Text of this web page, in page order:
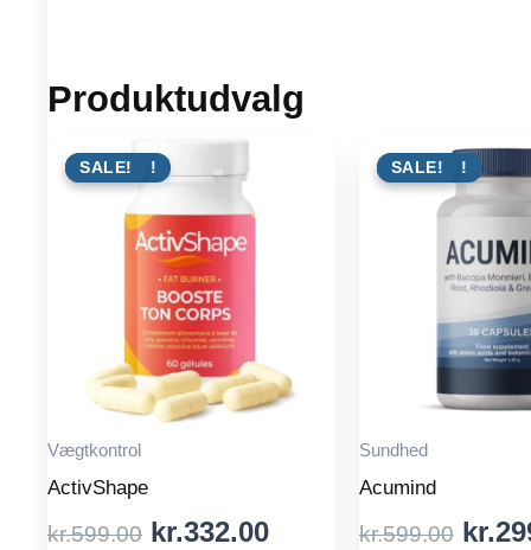
Produktudvalg
TILBUD !
SALE!
Vægtkontrol
ActivShape
kr.599.00 Original
kr.332.00Current
TILBUD !
SALE!
Sundhed
Acumind
kr.599.00 kr.